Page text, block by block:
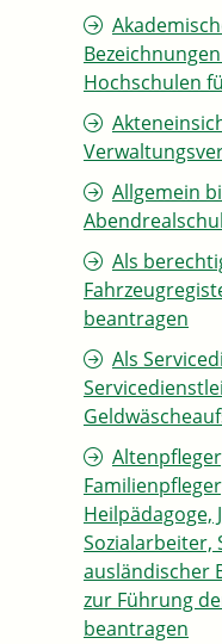
Hochschulen
Allgemein
Als
beantragen
Als
Heilpädagoge,
Sozialarbeiter,
ausländischer
zur Führung
beantragen